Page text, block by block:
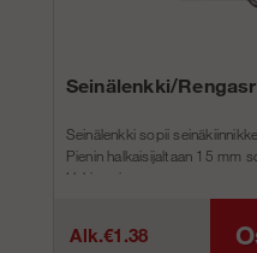
Seinälenkki/
Seinälenkki sopii
Pienin halkaisijaltaan 15 mm
Hakin sein...
Alk.€1.38